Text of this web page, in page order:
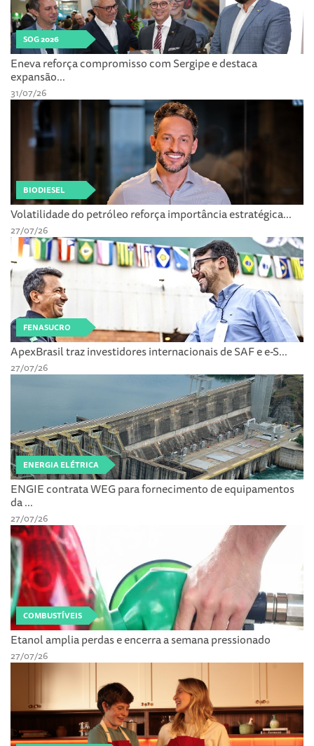
SOG 2026
Eneva reforça compromisso com Sergipe e destaca
expansão...
31/07/26
BIODIESEL
Volatilidade do petróleo reforça importância estratégica...
27/07/26
FENASUCRO
ApexBrasil traz investidores internacionais de SAF e e-S...
27/07/26
ENERGIA ELÉTRICA
ENGIE contrata WEG para fornecimento de equipamentos
da ...
27/07/26
COMBUSTÍVEIS
Etanol amplia perdas e encerra a semana pressionado
27/07/26